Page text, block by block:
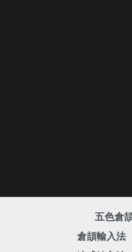
五色倉
倉頡輸入法